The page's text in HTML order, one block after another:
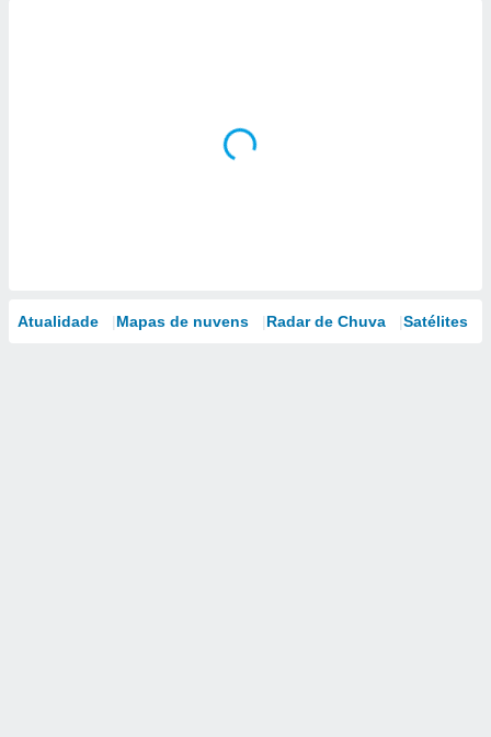
Atualidade Mapas de nuvens Radar de Chuva Satélites